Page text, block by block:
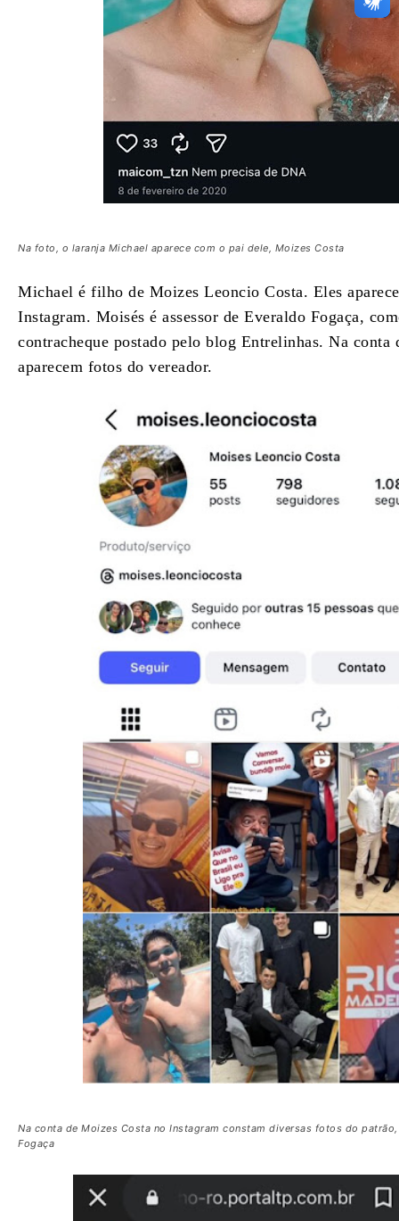
Na foto, o laranja Michael aparece com o pai dele, Moizes Costa
Michael é filho de Moizes Leoncio Costa. Eles
Instagram. Moisés é assessor de Everaldo Fogaça,
contracheque postado pelo blog Entrelinhas. Na conta
aparecem fotos do vereador.
Na conta de Moizes Costa no Instagram constam diversas fotos do
Fogaça